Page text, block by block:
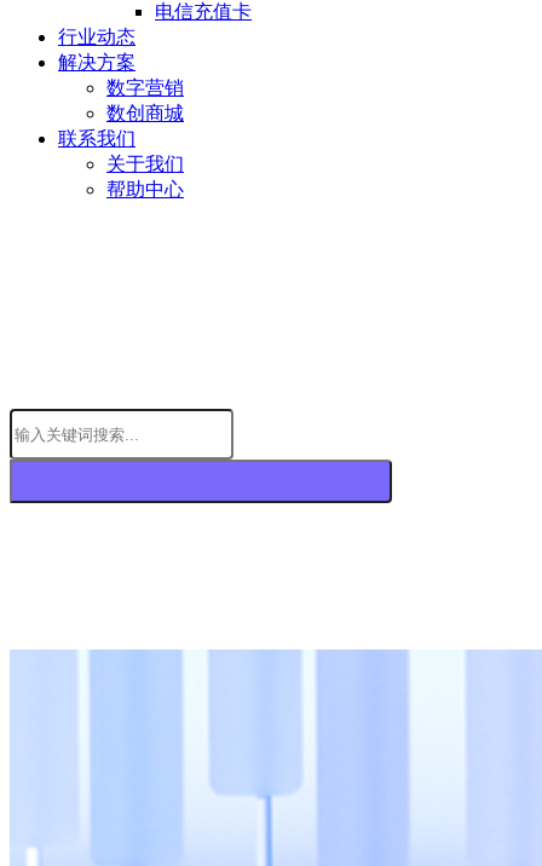
电信充值卡
行业动态
解决方案
数字营销
数创商城
联系我们
关于我们
帮助中心